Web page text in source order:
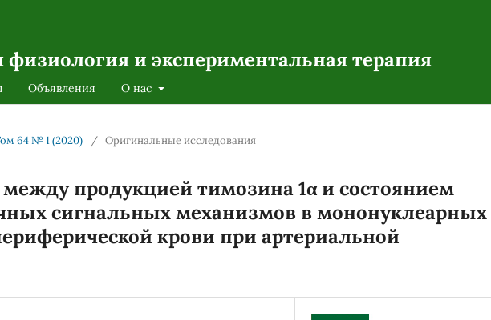
физиология и экспериментальная терапия
Объявления О нас
64 № 1 (2020) / Оригинальные исследования
продукцией тимозина 1α и состоянием
сигнальных механизмов в мононуклеарных
крови при артериальной